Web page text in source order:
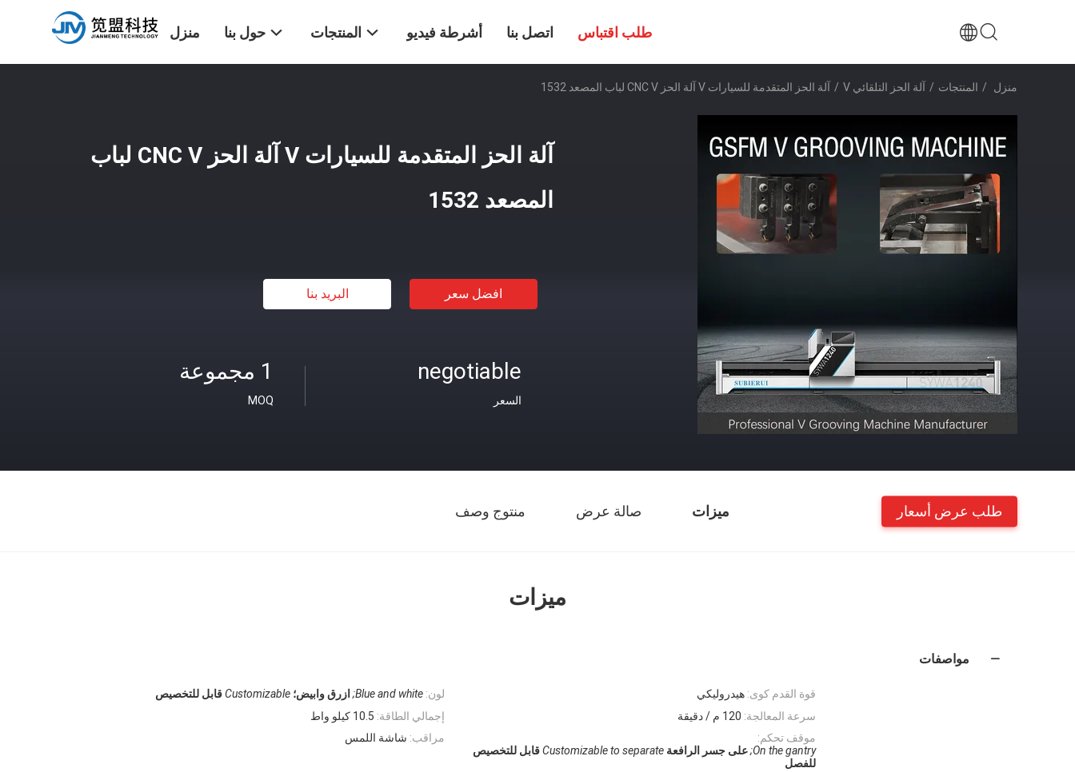
منزل حول بنا المنتجات أشرطة فيديو اتصل بنا طلب اقتباس
منزل / المنتجات / آلة الحز التلقائي V / آلة الحز المتقدمة للسيارات V آلة الحز CNC V لباب المصعد 1532
آلة الحز المتقدمة للسيارات V آلة الحز CNC V لباب
المصعد 1532
افضل سعر البريد بنا
1 مجموعة
MOQ
negotiable
السعر
ميزات صالة عرض منتوج وصف طلب عرض أسعار
ميزات
مواصفات
لون: Blue and white; ازرق وابيض؛ Customizableقابل للتخصيص قوة القدم كوى: هيدروليكي
إجمالي الطاقة: 10.5 كيلو واط سرعة المعالجة: 120 م / دقيقة
مراقب: شاشة اللمس
موقف تحكم:
On the gantry; على جسر الرافعة Customizable to separateقابل للتخصيص
للفصل